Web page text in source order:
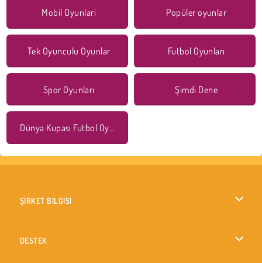
Mobil Oyunlari Popüler oyunlar
Tek Oyunculu Oyunlar Futbol Oyunları
Spor Oyunları Şimdi Dene
Dünya Kupası Futbol Oyunları
ŞİRKET BİLGİSİ
DESTEK